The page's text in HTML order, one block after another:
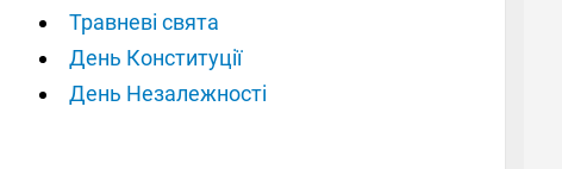
Травневі свята
День Конституції
День Незалежності